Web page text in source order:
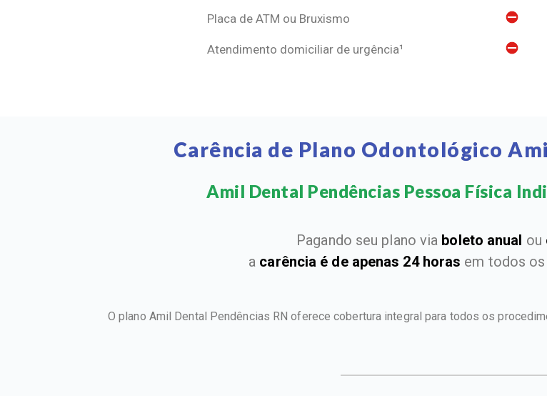
Placa de ATM ou Bruxismo
Atendimento domiciliar de urgência¹
Carência de Plano Odontológico
Amil Dental Pendências Pessoa Física
Pagando seu plano via boleto anual ou
a carência é de apenas 24 horas em todos
O plano Amil Dental Pendências RN oferece cobertura integral para todos os